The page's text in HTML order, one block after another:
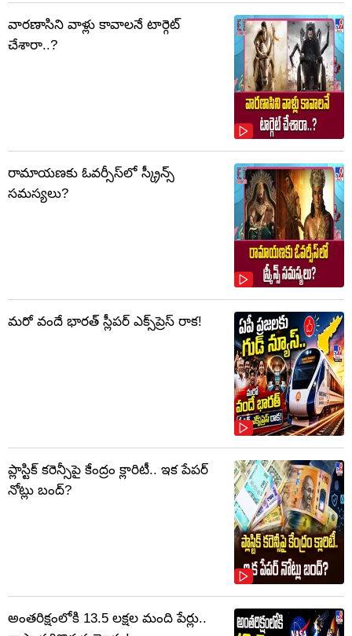
వారణాసిని వాళ్లు కావాలనే టార్గెట్
చేశారా..?
రామాయణకు ఓవర్సీస్‌లో స్క్రీన్స్
సమస్యలు?
మరో వందే భారత్ స్లీపర్ ఎక్స్‌ప్రెస్ రాక!
ప్లాస్టిక్‌ కరెన్సీపై కేంద్రం క్లారిటీ.. ఇక పేపర్‌
నోట్లు బంద్‌?
అంతరిక్షంలోకి 13.5 లక్షల మంది పేర్లు..